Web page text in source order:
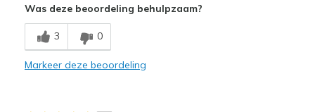
Breathe Well
Comfortable
Was deze beoordeling behulpzaam?
3 0
Markeer deze beoordeling